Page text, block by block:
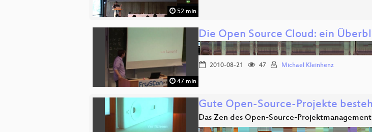
52 min
47 min
Die Open Source Cloud: ein
2010-08-21 47 Michael Kleinhenz
Gute Open-Source-Projekte
Das Zen des Open-Source-